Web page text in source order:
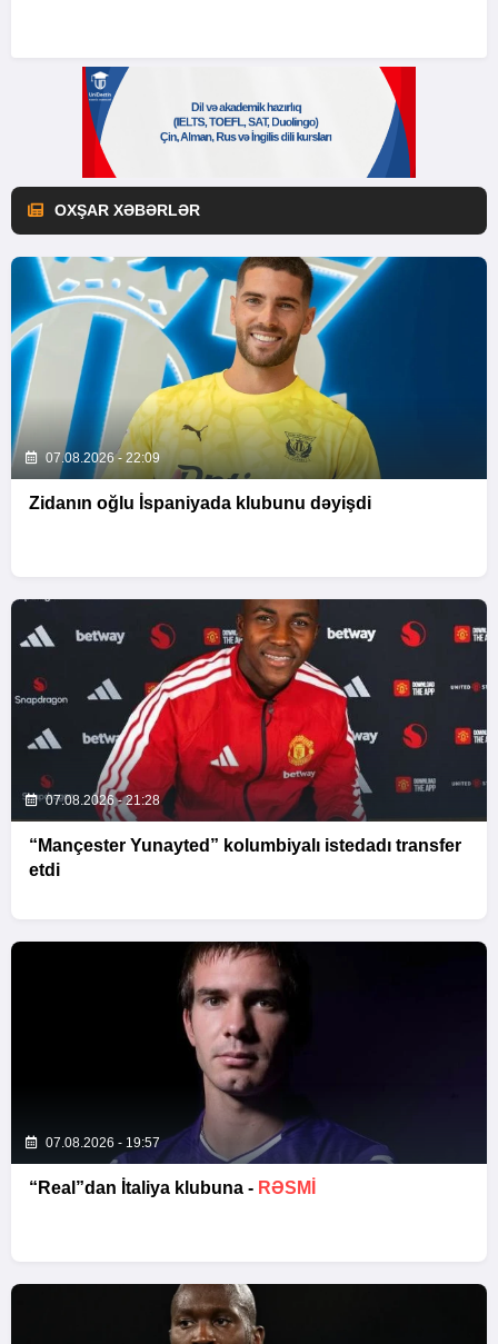
OXŞAR XƏBƏRLƏR
07.08.2026 - 22:09
Zidanın oğlu İspaniyada klubunu dəyişdi
07.08.2026 - 21:28
“Mançester Yunayted” kolumbiyalı istedadı transfer
etdi
07.08.2026 - 19:57
“Real”dan İtaliya klubuna - RƏSMİ